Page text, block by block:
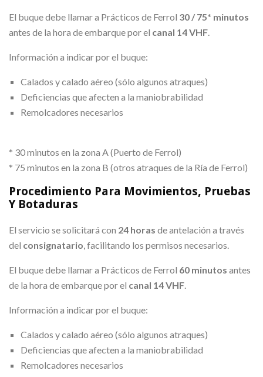
El buque debe llamar a Prácticos de Ferrol 30 / 75* minutos
antes de la hora de embarque por el canal 14 VHF
Información a indicar por el buque:
Calados y calado aéreo (sólo algunos atraques)
Deficiencias que afecten a la maniobrabilidad
Remolcadores necesarios
* 30 minutos en la zona A (Puerto de Ferrol)
* 75 minutos en la zona B (otros atraques de la Ría de Ferrol)
Procedimiento Para Movimientos, Pruebas
Y Botaduras
El servicio se solicitará con 24 horas de antelación a través
del consignatario , facilitando los permisos necesarios.
El buque debe llamar a Prácticos de Ferrol 60 minutos antes
de la hora de embarque por el canal 14 VHF
Información a indicar por el buque:
Calados y calado aéreo (sólo algunos atraques)
Deficiencias que afecten a la maniobrabilidad
Remolcadores necesarios